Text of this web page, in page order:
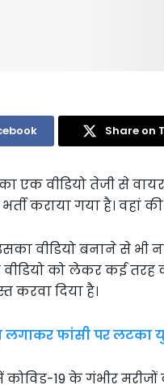
Share on
एक वीडियो तेजी से
कराया गया है। वहां
वीडियो बनाने से
को लेकर कई तरह
करवा दिया है।
लगाकर फांसी पर लटका
19 के गंभीर मरीजों